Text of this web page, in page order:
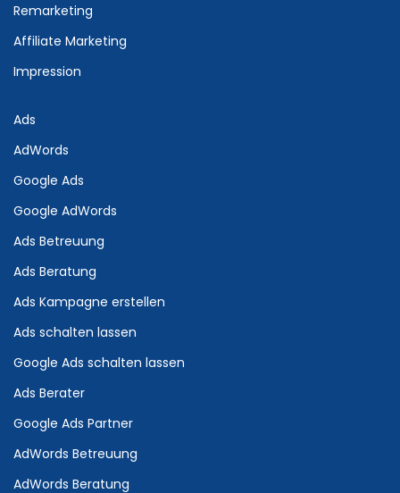
Remarketing
Affiliate Marketing
Impression
Ads
AdWords
Google Ads
Google AdWords
Ads Betreuung
Ads Beratung
Ads Kampagne erstellen
Ads schalten lassen
Google Ads schalten lassen
Ads Berater
Google Ads Partner
AdWords Betreuung
AdWords Beratung